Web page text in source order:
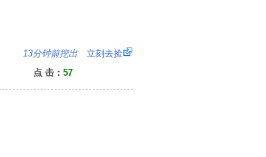
13分钟前挖出 立刻去捡
点 击： 57